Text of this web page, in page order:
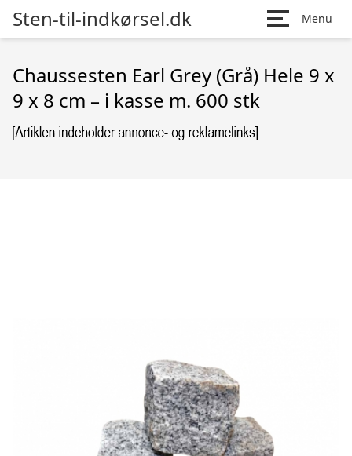
Sten-til-indkørsel.dk Menu
Chaussesten Earl Grey (Grå) Hele 9 x
9 x 8 cm – i kasse m. 600 stk